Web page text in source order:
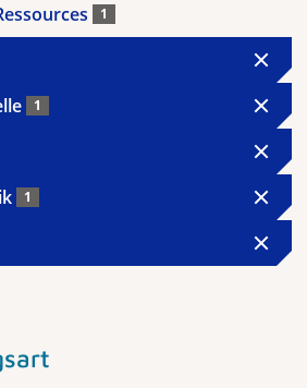
1
1
1